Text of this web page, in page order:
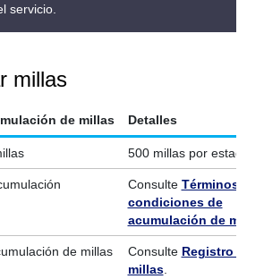
servicio.
millas
de millas Detalles
500 millas por estadía
Consulte Términos y
condiciones de
acumulación de millas
de millas Consulte Registro de
millas.